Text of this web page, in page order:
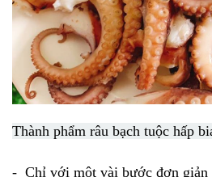
Thành phẩm râu bạch tuộc hấp
- Chỉ với một vài bước đơn giản